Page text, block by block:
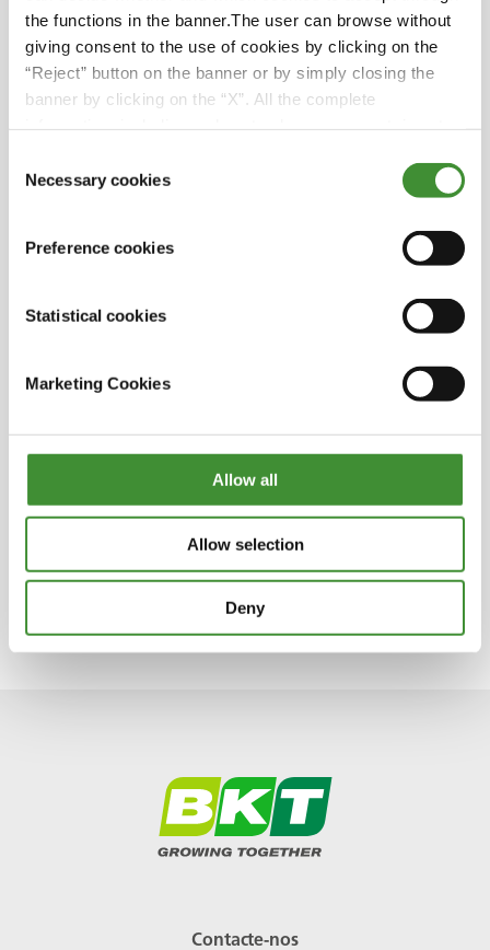
the functions in the banner.The user can browse without
giving consent to the use of cookies by clicking on the
“Reject” button on the banner or by simply closing the
banner by clicking on the “X”. All the complete
Selection
Necessary cookies
Preference cookies
Statistical cookies
Marketing Cookies
Allow all
Allow selection
Deny
impacto.
Também tivemos a companhia de Jennifer Rauch,
Diretora de Marketing Digital da BKT Europe, e
Dilip Vaidya, Presidente Sénior e Diretor de
Tecnologia da BKT, que partilharam os seus
pneus BKT tornaram possível a incrível façanha
Mas quantos camiões conseguiu o Adam saltar
de uma só vez? Veja o episódio para descobrir!
Os pneus BKT foram um fator decisivo para
este recorde.
elementos cruciais para estabelecer este
Contacte-nos